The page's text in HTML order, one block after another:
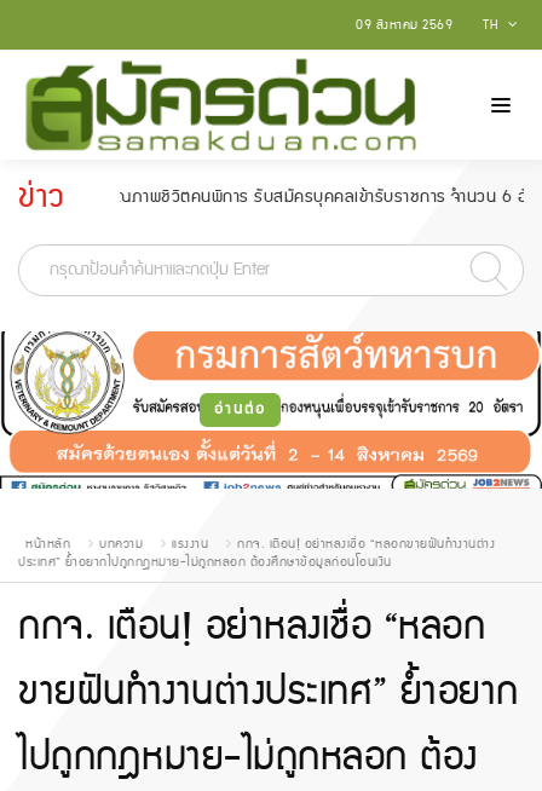
TH
09 สิงหาคม 2569
ข่าว
ประกาศ
พัฒนาคุณภาพชีวิตคนพิการ รับสมัครบุคคลเข้ารับราชการ จำนวน 6 อัตรา สมั
-
อ่านต่อ
หน้าหลัก บทความ แรงงาน
กกจ. เตือน! อย่าหลงเชื่อ “หลอกขายฝันทำงานต่าง
ประเทศ” ย้ำอยากไปถูกกฎหมาย-ไม่ถูกหลอก ต้องศึกษาข้อมูลก่อนโอนเงิน
กกจ. เตือน! อย่าหลงเชื่อ “หลอก
ขายฝันทำงานต่างประเทศ” ย้ำอยาก
ไปถูกกฎหมาย-ไม่ถูกหลอก ต้อง